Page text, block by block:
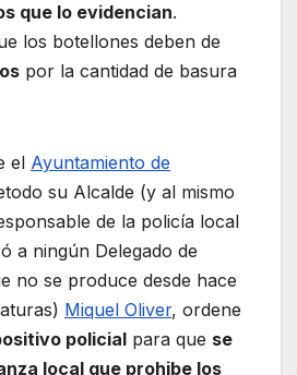
que lo evidencian.
los botellones deben de
por la cantidad de basura
el Ayuntamiento de
su Alcalde (y al mismo
de la policía local
a ningún Delegado de
no se produce desde hace
Miquel Oliver, ordene
policial para que se
local que prohibe los